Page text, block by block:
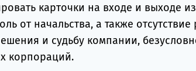
карточки на входе и выходе
от начальства, а также отсутствие
и судьбу компании,
корпораций.